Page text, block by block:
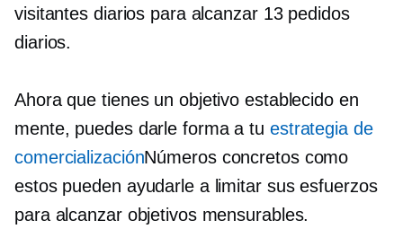
visitantes diarios para alcanzar 13 pedidos
diarios.
Ahora que tienes un objetivo establecido en
mente, puedes darle forma a tu estrategia de
comercializaciónNúmeros concretos como
estos pueden ayudarle a limitar sus esfuerzos
para alcanzar objetivos mensurables.